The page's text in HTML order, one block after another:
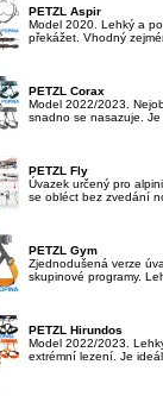
PETZL Aspir
Model 2020. Lehký a
překážet. Vhodný
PETZL Corax
Model 2022/2023.
snadno se nasazuje.
PETZL Fly
Úvazek určený pro
se obléct bez zvedání
PETZL Gym
Zjednodušená verze
skupinové programy.
PETZL Hirundos
Model 2022/2023.
extrémní lezení. Je